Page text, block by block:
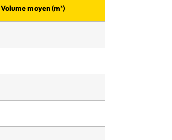
Volume moyen (m³)